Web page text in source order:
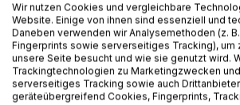
BESCHREIBUNG
Wir nutzen Cookies und vergleichbare
Website. Einige von ihnen sind essenziell und
Daneben verwenden wir Analysemethoden (z.
Fingerprints sowie serverseitiges Tracking), um
unsere Seite besucht und wie sie genutzt wird.
Trackingtechnologien zu Marketingzwecken
serverseitiges Tracking sowie auch
geräteübergreifend Cookies, Fingerprints,